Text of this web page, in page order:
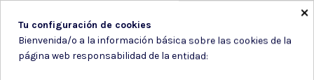
Marca Rainbow
×
Tu configuración de cookies
Bienvenida/o a la información básica sobre las cookies de la
página web responsabilidad de la entidad: